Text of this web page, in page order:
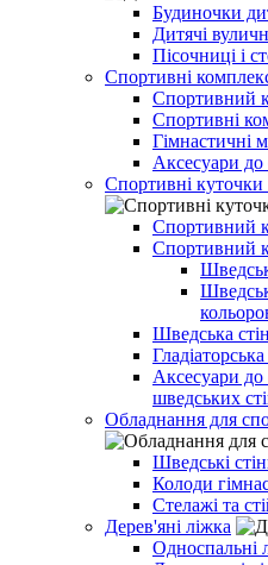
Будиночки
Дитячі
Пісочниці і
Спортивні
Спортивний
Спортивні
Гімнастичні
Аксесуари до
Спортивні куточки
Спортивний
Спортивний
Шведська
Аксесуари до
шведських
Обладнання для
Шведські
Колоди
Стелажі та
Дерев'яні ліжка
Односпальні